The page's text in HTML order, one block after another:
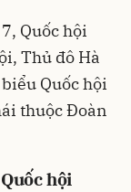
Quốc hội
Thủ đô Hà
Quốc hội
thuộc Đoàn
hội